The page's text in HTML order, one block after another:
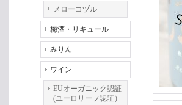
メローコヅル
梅酒・リキュール
みりん
ワイン
EUオーガニック認証
(ユーロリーフ認証）